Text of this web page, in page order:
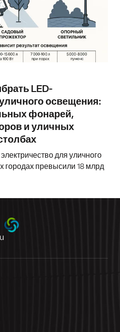
LED-
освещения:
фонарей,
и уличных
для уличного
городах превысили 18 млрд